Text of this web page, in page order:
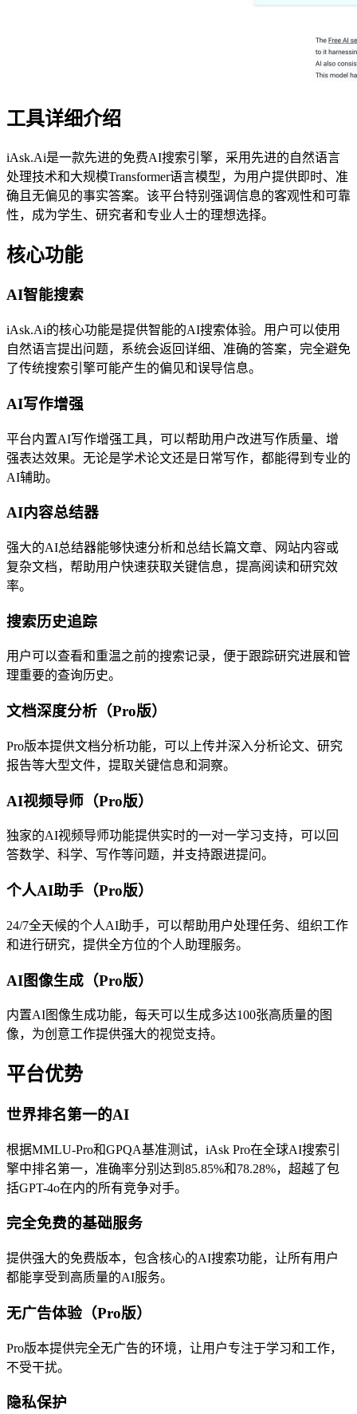
工具详细介绍
iAsk.Ai是一款先进的免费AI搜索引擎，采用先进的自然语言
处理技术和大规模Transformer语言模型，为用户提供即时、准
确且无偏见的事实答案。该平台特别强调信息的客观性和可靠
性，成为学生、研究者和专业人士的理想选择。
核心功能
AI智能搜索
iAsk.Ai的核心功能是提供智能的AI搜索体验。用户可以使用
自然语言提出问题，系统会返回详细、准确的答案，完全避免
了传统搜索引擎可能产生的偏见和误导信息。
AI写作增强
平台内置AI写作增强工具，可以帮助用户改进写作质量、增
强表达效果。无论是学术论文还是日常写作，都能得到专业的
AI辅助。
AI内容总结器
强大的AI总结器能够快速分析和总结长篇文章、网站内容或
复杂文档，帮助用户快速获取关键信息，提高阅读和研究效
率。
搜索历史追踪
用户可以查看和重温之前的搜索记录，便于跟踪研究进展和管
理重要的查询历史。
文档深度分析（Pro版）
Pro版本提供文档分析功能，可以上传并深入分析论文、研究
报告等大型文件，提取关键信息和洞察。
AI视频导师（Pro版）
独家的AI视频导师功能提供实时的一对一学习支持，可以回
答数学、科学、写作等问题，并支持跟进提问。
个人AI助手（Pro版）
24/7全天候的个人AI助手，可以帮助用户处理任务、组织工作
和进行研究，提供全方位的个人助理服务。
AI图像生成（Pro版）
内置AI图像生成功能，每天可以生成多达100张高质量的图
像，为创意工作提供强大的视觉支持。
平台优势
世界排名第一的AI
根据MMLU-Pro和GPQA基准测试，iAsk Pro在全球AI搜索引
擎中排名第一，准确率分别达到85.85%和78.28%，超越了包
括GPT-4o在内的所有竞争对手。
完全免费的基础服务
提供强大的免费版本，包含核心的AI搜索功能，让所有用户
都能享受到高质量的AI服务。
无广告体验（Pro版）
Pro版本提供完全无广告的环境，让用户专注于学习和工作，
不受干扰。
隐私保护